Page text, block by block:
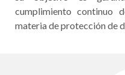
cumplimiento continuo
materia de protección de